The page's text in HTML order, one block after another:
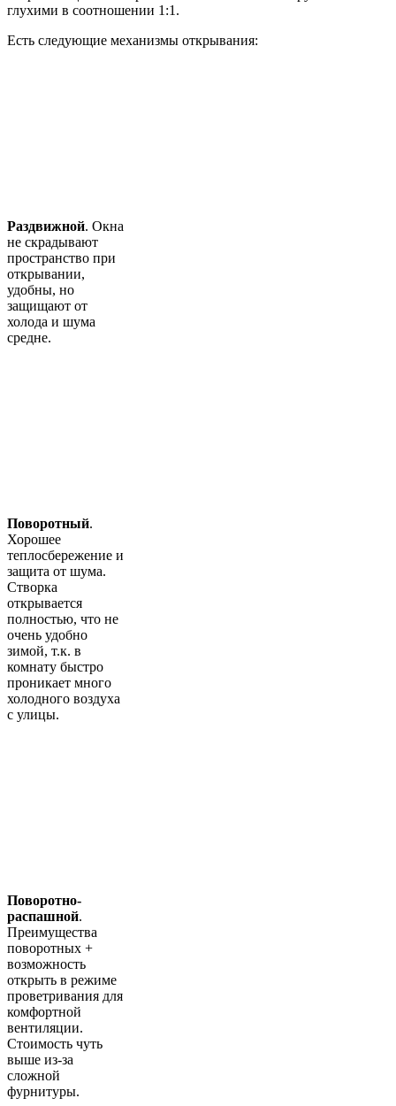
глухими в соотношении 1:1.
Есть следующие механизмы открывания:
Раздвижной. Окна
не скрадывают
пространство при
открывании,
удобны, но
защищают от
холода и шума
средне.
Поворотный.
Хорошее
теплосбережение и
защита от шума.
Створка
открывается
полностью, что не
очень удобно
зимой, т.к. в
комнату быстро
проникает много
холодного воздуха
с улицы.
Поворотно-
распашной.
Преимущества
поворотных +
возможность
открыть в режиме
проветривания для
комфортной
вентиляции.
Стоимость чуть
выше из-за
сложной
фурнитуры.